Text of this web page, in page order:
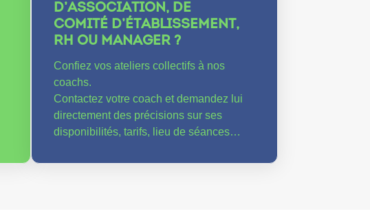
D’ASSOCIATION, DE
COMITÉ D’ÉTABLISSEMENT,
RH OU MANAGER ?
Confiez vos ateliers collectifs à nos
coachs.
Contactez votre coach et demandez lui
directement des précisions sur ses
disponibilités, tarifs, lieu de séances…